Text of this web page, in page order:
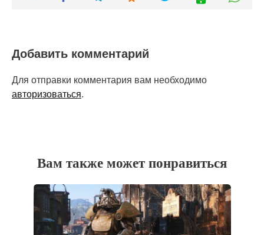
Добавить комментарий
Для отправки комментария вам необходимо
авторизоваться.
Вам также может понравиться